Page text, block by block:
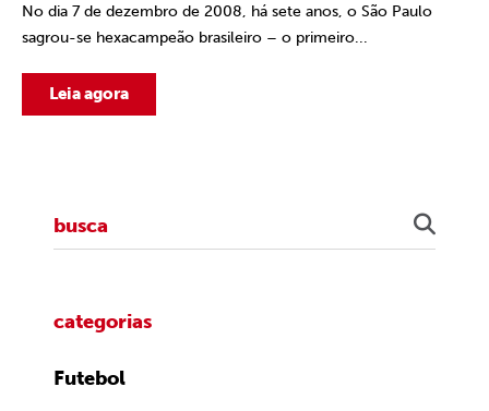
No dia 7 de dezembro de 2008, há sete anos, o São Paulo
sagrou-se hexacampeão brasileiro – o primeiro...
Leia agora
categorias
Futebol